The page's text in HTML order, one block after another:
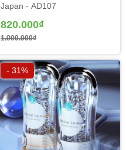
Japan - AD107
820.000₫
1.000.000₫
- 31%